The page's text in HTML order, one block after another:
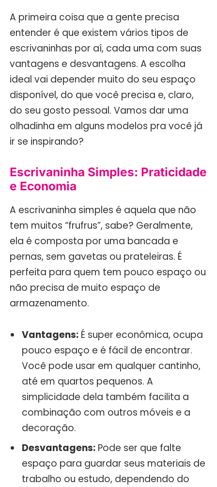
A primeira coisa que a gente precisa
entender é que existem vários tipos de
escrivaninhas por aí, cada uma com suas
vantagens e desvantagens. A escolha
ideal vai depender muito do seu espaço
disponível, do que você precisa e, claro,
do seu gosto pessoal. Vamos dar uma
olhadinha em alguns modelos pra você já
ir se inspirando?
Escrivaninha Simples: Praticidade
e Economia
A escrivaninha simples é aquela que não
tem muitos “frufrus”, sabe? Geralmente,
ela é composta por uma bancada e
pernas, sem gavetas ou prateleiras. É
perfeita para quem tem pouco espaço ou
não precisa de muito espaço de
armazenamento.
Vantagens: É super econômica, ocupa
pouco espaço e é fácil de encontrar.
Você pode usar em qualquer cantinho,
até em quartos pequenos. A
simplicidade dela também facilita a
combinação com outros móveis e a
decoração.
Desvantagens: Pode ser que falte
espaço para guardar seus materiais de
trabalho ou estudo, dependendo do